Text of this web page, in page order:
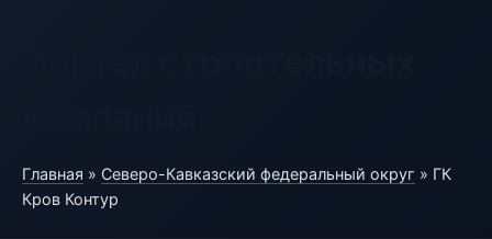
Главная » Северо-Кавказский федеральный округ » ГК
Кров Контур